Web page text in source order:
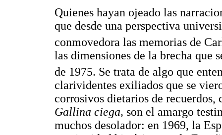
Quienes hayan ojeado las
que desde una perspectiva
conmovedora las memorias de
las dimensiones de la brecha que
de 1975. Se trata de algo que
clarividentes exiliados que se
corrosivos dietarios de recuerdos,
Gallina ciega, son el amargo
muchos desolador: en 1969, la